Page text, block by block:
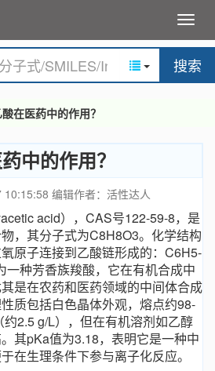
搜索
在医药中的作用？
中的作用？
10:15:58 编辑作者：活性达人
acid），CAS号122-59-8，是
，其分子式为C8H8O3。化学结构
原子连接到乙酸链形成的：C6H5-
一种芳香族羧酸，它在有机合成中
是在农药和医药领域的中间体合成
质包括白色晶体外观，熔点约98-
2.5 g/L），但在有机溶剂如乙醇
其pKa值为3.18，表明它是一种中
在生理条件下参与离子化反应。